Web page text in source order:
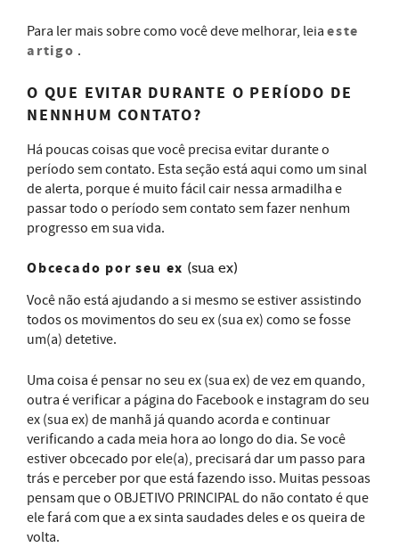
Para ler mais sobre como você deve melhorar, leia este
artigo .
O QUE EVITAR DURANTE O PERÍODO DE
NENNHUM CONTATO?
Há poucas coisas que você precisa evitar durante o
período sem contato. Esta seção está aqui como um sinal
de alerta, porque é muito fácil cair nessa armadilha e
passar todo o período sem contato sem fazer nenhum
progresso em sua vida.
Obcecado por seu ex (sua ex)
Você não está ajudando a si mesmo se estiver assistindo
todos os movimentos do seu ex (sua ex) como se fosse
um(a) detetive.
Uma coisa é pensar no seu ex (sua ex) de vez em quando,
outra é verificar a página do Facebook e instagram do seu
ex (sua ex) de manhã já quando acorda e continuar
verificando a cada meia hora ao longo do dia. Se você
estiver obcecado por ele(a), precisará dar um passo para
trás e perceber por que está fazendo isso. Muitas pessoas
pensam que o OBJETIVO PRINCIPAL do não contato é que
ele fará com que a ex sinta saudades deles e os queira de
volta.